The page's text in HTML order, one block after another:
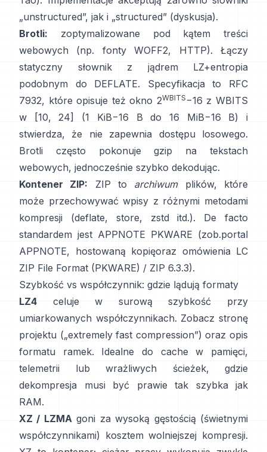
„unstructured”, jak i „structured” (dyskusja).
Brotli: zoptymalizowane pod kątem treści
webowych (np. fonty WOFF2, HTTP). Łączy
statyczny słownik z jądrem LZ+entropia
podobnym do DEFLATE. Specyfikacja to
RFC
7932, które opisuje też okno 2WBITS −16 z WBITS
w [10, 24] (1 KiB−16 B do 16 MiB−16 B) i
stwierdza, że
nie zapewnia dostępu losowego.
Brotli często pokonuje gzip na tekstach
webowych, jednocześnie szybko dekodując.
Kontener ZIP: ZIP to archiwumplików, które
może przechowywać wpisy z różnymi metodami
kompresji (deflate, store, zstd itd.). De facto
standardem jest APPNOTE PKWARE (zob.portal
APPNOTE, hostowaną kopięoraz omówienia LC
ZIP File Format (PKWARE) / ZIP 6.3.3).
Szybkość vs współczynnik: gdzie lądują formaty
LZ4 celuje w surową szybkość przy
umiarkowanych współczynnikach. Zobacz stronę
projektu („extremely fast compression”) oraz opis
formatu ramek. Idealne do cache w pamięci,
telemetrii lub wrażliwych ścieżek, gdzie
dekompresja musi być prawie tak szybka jak
RAM.
XZ / LZMAgoni za wysoką gęstością (świetnymi
współczynnikami) kosztem wolniejszej kompresji.